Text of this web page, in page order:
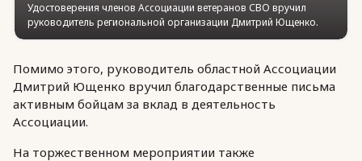
Удостоверения членов Ассоциации ветеранов СВО вручил
руководитель региональной организации Дмитрий Ющенко.
Помимо этого, руководитель областной Ассоциации
Дмитрий Ющенко вручил благодарственные письма
активным бойцам за вклад в деятельность
Ассоциации.
На торжественном мероприятии также